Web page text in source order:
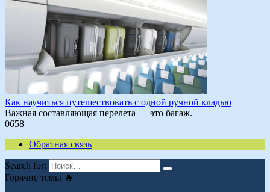
Как научиться путешествовать с одной ручной кладью
Важная составляющая перелета — это багаж.
0658
Обратная связь
Search for:
Горячие темы 🔥